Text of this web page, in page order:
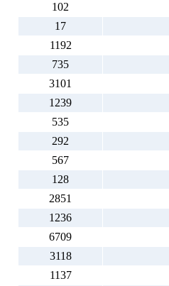
102
17
1192
735
3101
1239
535
292
567
128
2851
1236
6709
3118
1137